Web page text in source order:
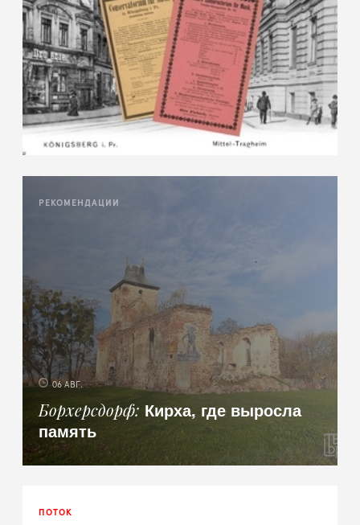
РЕКОМЕНДАЦИИ
06 АВГ.
Борхерсдорф Кирха, где выросла
память
ПОТОК